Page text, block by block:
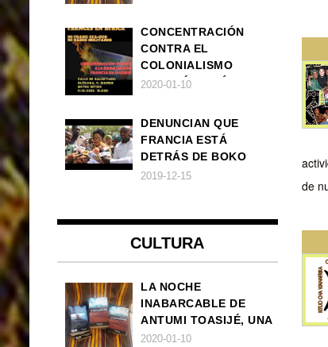
de
CONCENTRACIÓN
CONTRA EL
COLONIALISMO
FRANCÉS EN ÁFRICA
2020-01-10
DENUNCIAN QUE
FRANCIA ESTÁ
DETRÁS DE BOKO
HARAM
2019-12-15
CULTURA
LA NOCHE
INABARCABLE DE
ANTUMI TOASIJÉ, UNA
NOVELA
2020-01-10